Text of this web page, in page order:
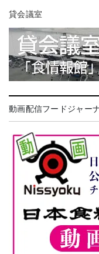
貸会議室
動画配信フードジャー